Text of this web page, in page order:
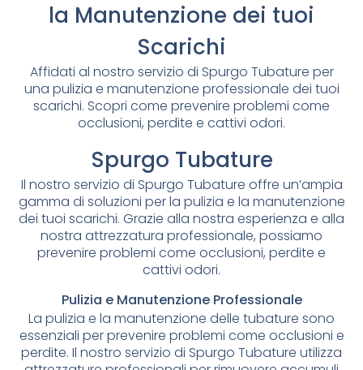
la Manutenzione dei tuoi
Scarichi
Affidati al nostro servizio di Spurgo Tubature per
una pulizia e manutenzione professionale dei tuoi
scarichi. Scopri come prevenire problemi come
occlusioni, perdite e cattivi odori.
Spurgo Tubature
Il nostro servizio di Spurgo Tubature offre un’ampia
gamma di soluzioni per la pulizia e la manutenzione
dei tuoi scarichi. Grazie alla nostra esperienza e alla
nostra attrezzatura professionale, possiamo
prevenire problemi come occlusioni, perdite e
cattivi odori.
Pulizia e Manutenzione Professionale
La pulizia e la manutenzione delle tubature sono
essenziali per prevenire problemi come occlusioni e
perdite. Il nostro servizio di Spurgo Tubature utilizza